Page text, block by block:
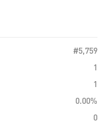
#5,759
1
1
0.00%
0